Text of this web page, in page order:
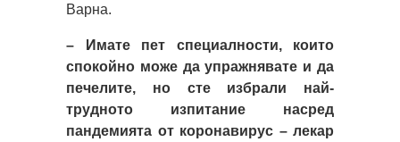
Варна.
– Имате пет специалности, които
спокойно може да упражнявате и да
печелите, но сте избрали най-
трудното изпитание насред
пандемията от коронавирус – лекар